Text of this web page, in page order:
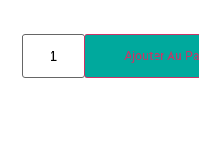
Ajouter Au